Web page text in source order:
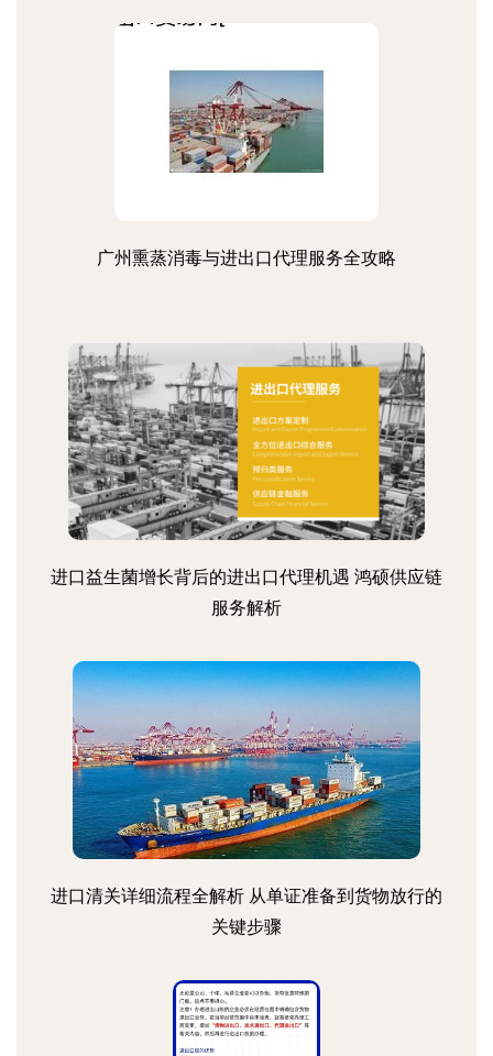
广州熏蒸消毒与进出口代理服务全攻略
进口益生菌增长背后的进出口代理机遇 鸿硕供应链
服务解析
进口清关详细流程全解析 从单证准备到货物放行的
关键步骤